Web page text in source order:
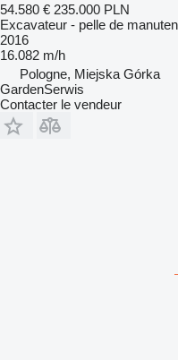
54.580 € 235.000 PLN
Excavateur - pelle de
2016
16.082 m/h
Pologne, Miejska Górka
GardenSerwis
Contacter le vendeur